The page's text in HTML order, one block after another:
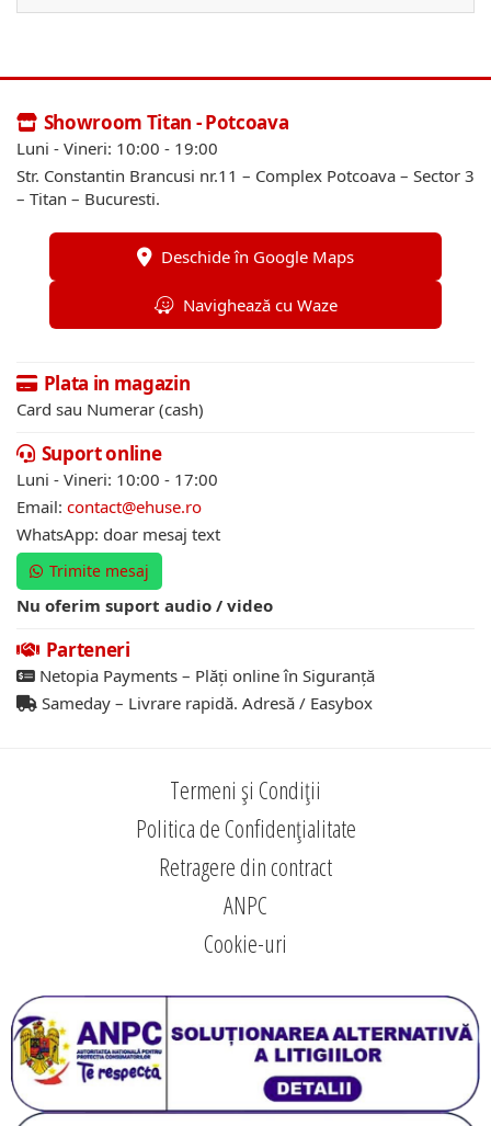
Showroom Titan - Potcoava
Luni - Vineri: 10:00 - 19:00
Str. Constantin Brancusi nr.11 – Complex Potcoava – Sector 3
– Titan – Bucuresti.
Deschide în Google Maps
Navighează cu Waze
Plata in magazin
Card sau Numerar (cash)
Suport online
Luni - Vineri: 10:00 - 17:00
Email: contact@ehuse.ro
WhatsApp: doar mesaj text
Trimite mesaj
Nu oferim suport audio / video
Parteneri
Netopia Payments – Plăți online în Siguranță
Sameday – Livrare rapidă. Adresă / Easybox
Termeni și Condiții
Politica de Confidențialitate
Retragere din contract
ANPC
Cookie-uri